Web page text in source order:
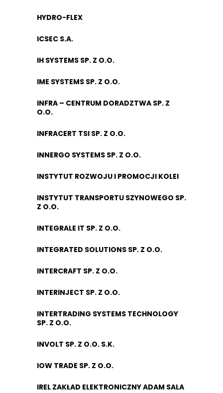
HYDRO-FLEX
ICSEC S.A.
IH SYSTEMS SP. Z O.O.
IME SYSTEMS SP. Z O.O.
INFRA – CENTRUM DORADZTWA SP. Z
O.O.
INFRACERT TSI SP. Z O.O.
INNERGO SYSTEMS SP. Z O.O.
INSTYTUT ROZWOJU I PROMOCJI KOLEI
INSTYTUT TRANSPORTU SZYNOWEGO SP.
Z O.O.
INTEGRALE IT SP. Z O.O.
INTEGRATED SOLUTIONS SP. Z O.O.
INTERCRAFT SP. Z O.O.
INTERINJECT SP. Z O.O.
INTERTRADING SYSTEMS TECHNOLOGY
SP. Z O.O.
INVOLT SP. Z O.O. S.K.
IOW TRADE SP. Z O.O.
IREL ZAKŁAD ELEKTRONICZNY ADAM SALA